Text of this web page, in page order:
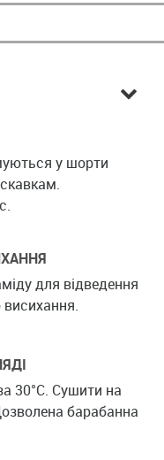
у шорти
для відведення
висихання.
30°С. Сушити на
барабанна